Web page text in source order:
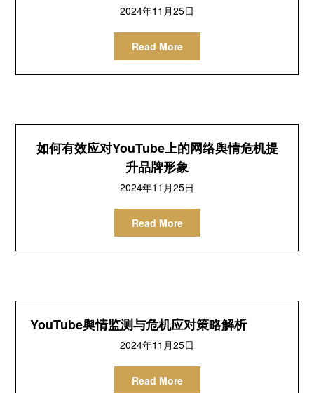
2024年11月25日
Read More
如何有效应对YouTube上的网络舆情危机提
升品牌形象
2024年11月25日
Read More
YouTube舆情监测与危机应对策略解析
2024年11月25日
Read More